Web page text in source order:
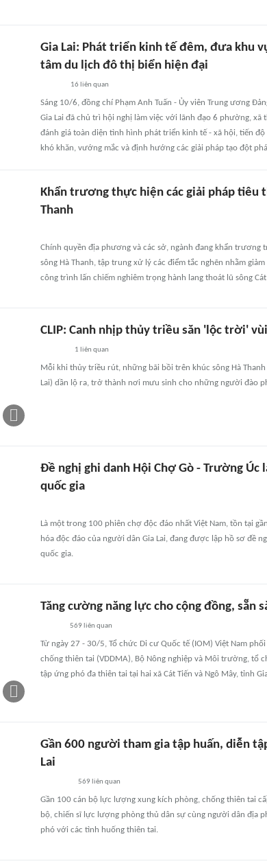
Gia Lai: Phát triển kinh tế đêm, đưa khu
tâm du lịch đô thị biển hiện đại
16 liên quan
Sáng 10/6, đồng chí Phạm Anh Tuấn - Ủy viên Trung ương
Gia Lai đã chủ trì hội nghị làm việc với lãnh đạo 6 phường,
đánh giá toàn diện tình hình phát triển kinh tế - xã hội, tiến
khó khăn, vướng mắc và định hướng các giải pháp tạo đột
Khẩn trương thực hiện các giải pháp tiêu
Thanh
Chính quyền địa phương và các sở, ngành đang khẩn trương
sông Hà Thanh, tập trung xử lý các điểm tắc nghẽn nhằm
công trình lấn chiếm nghiêm trọng hành lang thoát lũ sông
CLIP: Canh nhịp thủy triều săn 'lộc trời'
1 liên quan
Mỗi khi thủy triều rút, những bãi bồi trên khúc sông Hà
Lai) dần lộ ra, trở thành nơi mưu sinh cho những người đào
Đề nghị ghi danh Hội Chợ Gò - Trường Úc
quốc gia
Là một trong 100 phiên chợ độc đáo nhất Việt Nam, tồn tại
hóa độc đáo của người dân Gia Lai, đang được lập hồ sơ đề
quốc gia.
Tăng cường năng lực cho cộng đồng, sẵn
569 liên quan
Từ ngày 27 - 30/5, Tổ chức Di cư Quốc tế (IOM) Việt Nam
chống thiên tai (VDDMA), Bộ Nông nghiệp và Môi trường, tổ
tập ứng phó đa thiên tai tại hai xã Cát Tiến và Ngô Mây, tỉnh
Gần 600 người tham gia tập huấn, diễn
Lai
569 liên quan
Gần 100 cán bộ lực lượng xung kích phòng, chống thiên tai
bộ, chiến sĩ lực lượng phòng thủ dân sự cùng người dân địa
phó với các tình huống thiên tai.